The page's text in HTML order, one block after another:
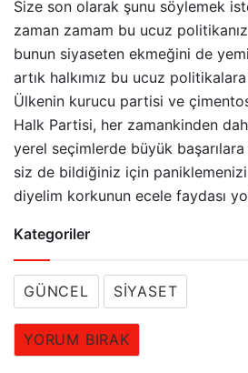
Size son olarak şunu söylemek
zaman zamam bu ucuz
bunun siyaseten ekmeğini de
artık halkımız bu ucuz
Ülkenin kurucu partisi ve
Halk Partisi, her zamankinden
yerel seçimlerde büyük
siz de bildiğiniz için
diyelim korkunun ecele faydası
Kategoriler
GÜNCEL SIYASET
YORUM BIRAK